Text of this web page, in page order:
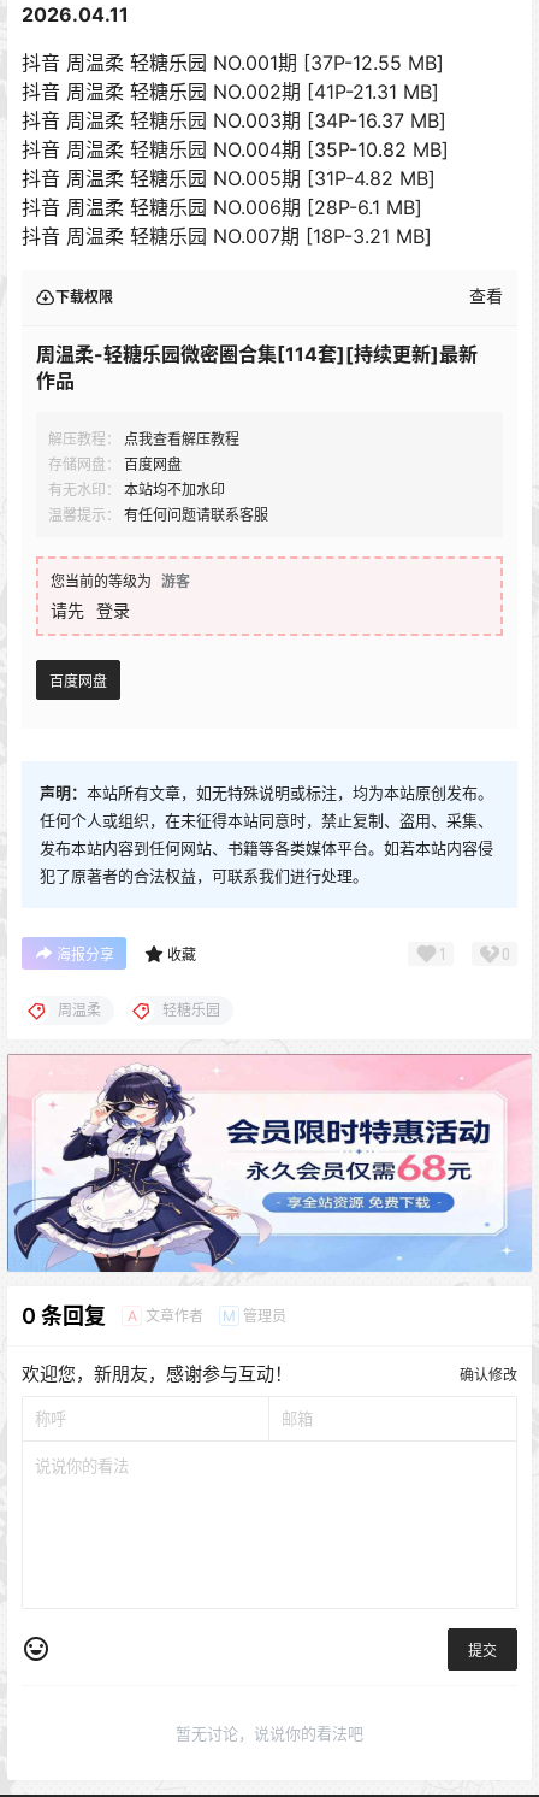
2026.04.11
抖音 周温柔 轻糖乐园 NO.001期 [37P-12.55 MB]
抖音 周温柔 轻糖乐园 NO.002期 [41P-21.31 MB]
抖音 周温柔 轻糖乐园 NO.003期 [34P-16.37 MB]
抖音 周温柔 轻糖乐园 NO.004期 [35P-10.82 MB]
抖音 周温柔 轻糖乐园 NO.005期 [31P-4.82 MB]
抖音 周温柔 轻糖乐园 NO.006期 [28P-6.1 MB]
抖音 周温柔 轻糖乐园 NO.007期 [18P-3.21 MB]
下载权限 查看
周温柔-轻糖乐园微密圈合集[114套][持续更新]最新
作品
解压教程：
点我查看解压教程
存储网盘：
百度网盘
有无水印：
本站均不加水印
温馨提示：
有任何问题请联系客服
您当前的等级为 游客
请先 登录
百度网盘
声明： 本站所有文章，如无特殊说明或标注，均为本站原创发布。
任何个人或组织，在未征得本站同意时，禁止复制、盗用、采集、
发布本站内容到任何网站、书籍等各类媒体平台。如若本站内容侵
犯了原著者的合法权益，可联系我们进行处理。
海报分享 收藏 1 0
周温柔 轻糖乐园
0 条回复 A 文章作者 M 管理员
欢迎您，新朋友，感谢参与互动！ 确认修改
提交
暂无讨论，说说你的看法吧